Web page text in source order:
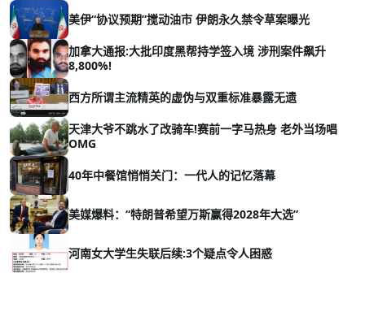
美伊“协议预期”搅动油市 伊朗永久禁令草案曝光
加拿大通报:大批印度黑帮持学签入境 涉刑案件飙升
8,800%!
西方所谓主流精英的虚伪与双重标准暴露无遗
天津大爷不跳水了改骑车!赛前一字马热身 老外当场唱
OMG
40年中餐馆悄悄关门：一代人的记忆落幕
美媒爆料：“特朗普希望万斯赢得2028年大选”
河南女大学生失联后续:3个疑点令人困惑